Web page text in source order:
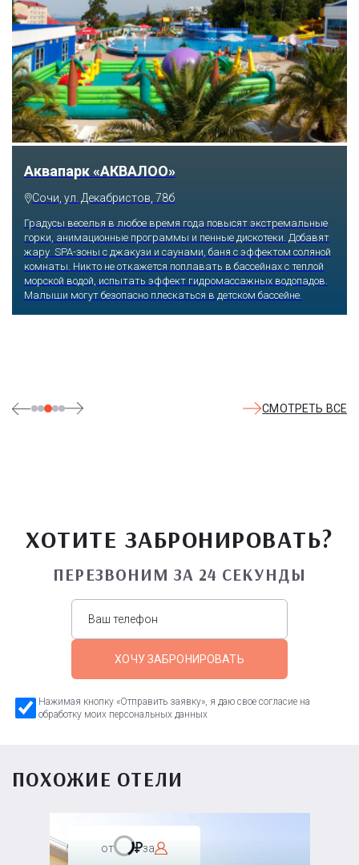
Аквапарк «АКВАЛОО»
Сочи, ул. Декабристов, 78б
Градусы веселья в любое время года повысят экстремальные
горки, анимационные программы и пенные дискотеки. Добавят
жару SPA-зоны с джакузи и саунами, баня с эффектом соляной
комнаты. Никто не откажется поплавать в бассейнах с теплой
морской водой, испытать эффект гидромассажных водопадов.
Малыши могут безопасно плескаться в детском бассейне.
СМОТРЕТЬ ВСЕ
ХОТИТЕ ЗАБРОНИРОВАТЬ?
ПЕРЕЗВОНИМ ЗА 24 СЕКУНДЫ
ХОЧУ ЗАБРОНИРОВАТЬ
Нажимая кнопку «Отправить заявку», я даю свое согласие на
обработку моих персональных данных
ПОХОЖИЕ ОТЕЛИ
от за